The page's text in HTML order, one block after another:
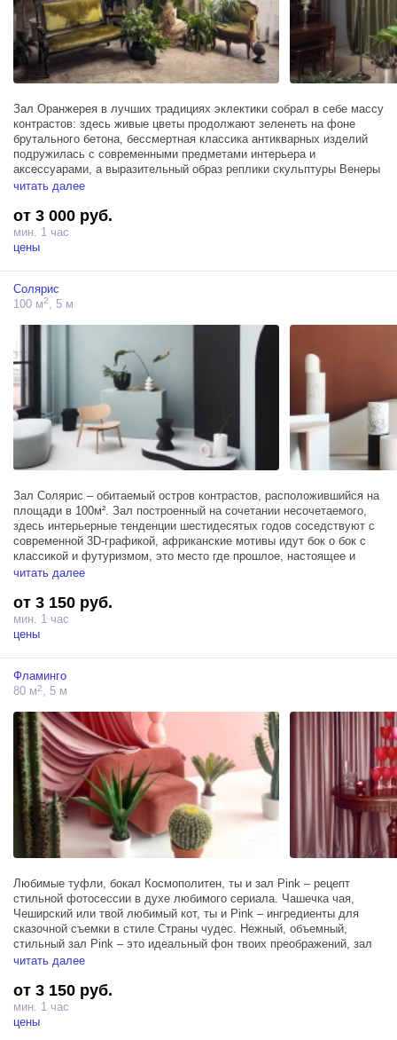
Зал Оранжерея в лучших традициях эклектики собрал в себе массу
контрастов: здесь живые цветы продолжают зеленеть на фоне
брутального бетона, бессмертная классика антикварных изделий
подружилась с современными предметами интерьера и
аксессуарами, а выразительный образ реплики скульптуры Венеры
Милосской сливается с широкими листьям монстер и веерных
Зал Оранжерея занимает площадь в 100м² и прекрасно подходит
для реализации проектов любого масштаба, он оборудован
мансардным окном в пол, пропускающим массу солнечного света,
создающего качественное естественное освещение.
читать далее
от 3 000 руб.
мин. 1 час
цены
Солярис
100 м2, 5 м
Зал Солярис – обитаемый остров контрастов, расположившийся на
площади в 100м². Зал построенный на сочетании несочетаемого,
здесь интерьерные тенденции шестидесятых годов соседствуют с
современной 3D-графикой, африканские мотивы идут бок о бок с
классикой и футуризмом, это место где прошлое, настоящее и
будущее ведут разговор о вечном.
Все элементы декора легко передвигаются для абсолютного
комфорта во время творческого процесса, а также зал располагает
тремя источниками Profoto D1 500, блэкаут шторами, гримерным
читать далее
от 3 150 руб.
мин. 1 час
цены
Фламинго
80 м2, 5 м
Любимые туфли, бокал Космополитен, ты и зал Pink – рецепт
стильной фотосессии в духе любимого сериала. Чашечка чая,
Чеширский или твой любимый кот, ты и Pink – ингредиенты для
сказочной съемки в стиле Страны чудес. Нежный, объемный,
стильный зал Pink – это идеальный фон твоих преображений, зал
богатый текстурами и фактурами: мех, бархат, плюш, ворс… Мы
любимого журнала, фоном сказочных стран и неизвестных планет
и ожившей иллюстрацией твоих любимых историй.
читать далее
от 3 150 руб.
мин. 1 час
цены